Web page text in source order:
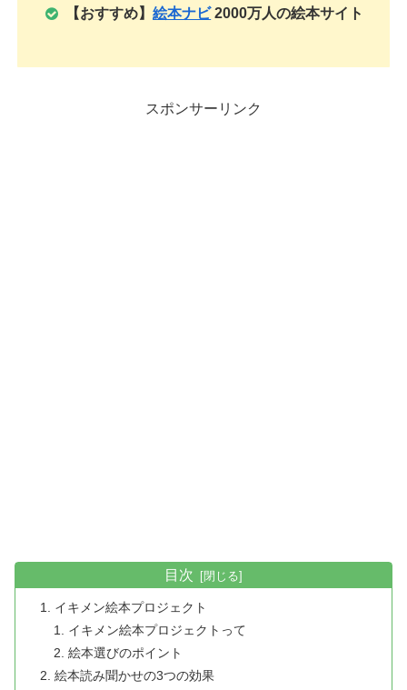
【おすすめ】絵本ナビ2000万人の絵本サイト
スポンサーリンク
目次
イキメン絵本プロジェクト
イキメン絵本プロジェクトって
絵本選びのポイント
絵本読み聞かせの3つの効果